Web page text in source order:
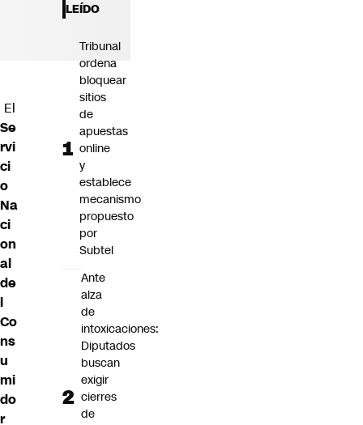
El
Se
rvi
ci
o
Na
ci
on
al
de
l
Co
ns
u
mi
do
r
LEÍDO
Tribunal
ordena
bloquear
sitios
de
apuestas
online
y
establece
mecanismo
propuesto
por
Subtel
Ante
alza
de
intoxicaciones:
Diputados
buscan
exigir
cierres
de